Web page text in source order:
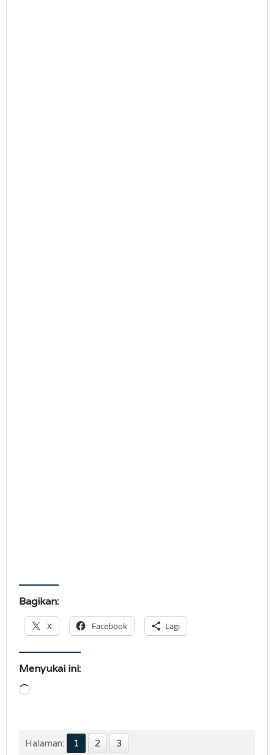
Bagikan:
X Facebook Lagi
Menyukai ini:
Memuat...
Halaman: 1 2 3